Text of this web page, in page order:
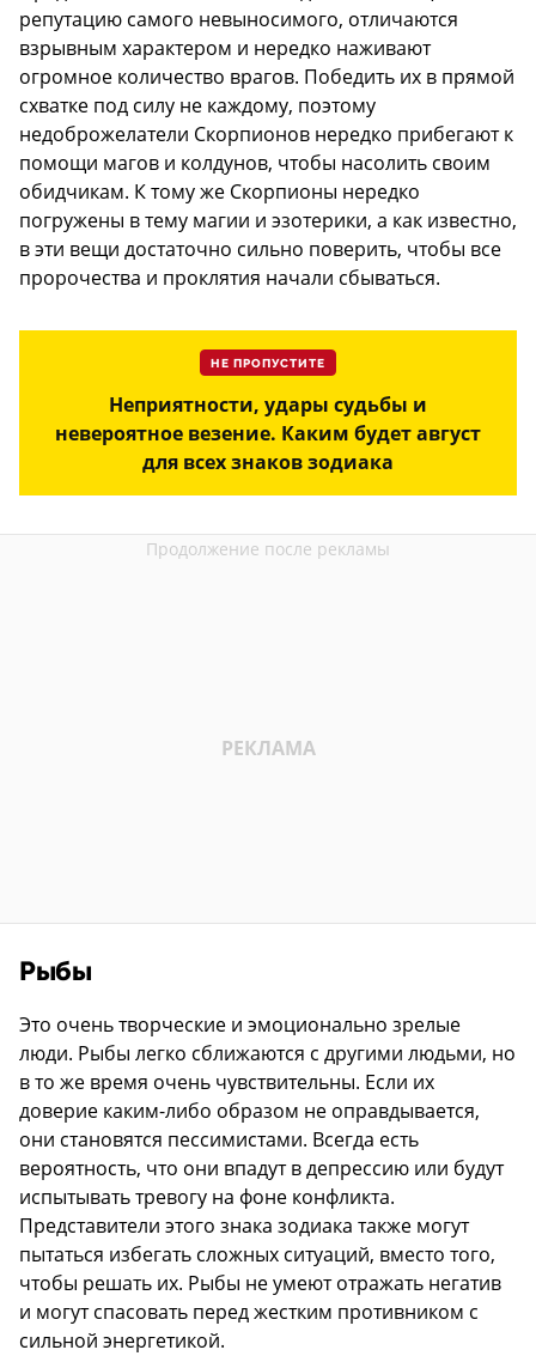
репутацию самого невыносимого, отличаются
взрывным характером и нередко наживают
огромное количество врагов. Победить их в прямой
схватке под силу не каждому, поэтому
недоброжелатели Скорпионов нередко прибегают к
помощи магов и колдунов, чтобы насолить своим
обидчикам. К тому же Скорпионы нередко
погружены в тему магии и эзотерики, а как известно,
в эти вещи достаточно сильно поверить, чтобы все
пророчества и проклятия начали сбываться.
НЕ ПРОПУСТИТЕ
Неприятности, удары судьбы и
невероятное везение. Каким будет август
для всех знаков зодиака
Рыбы
Это очень творческие и эмоционально зрелые
люди. Рыбы легко сближаются с другими людьми, но
в то же время очень чувствительны. Если их
доверие каким-либо образом не оправдывается,
они становятся пессимистами. Всегда есть
вероятность, что они впадут в депрессию или будут
испытывать тревогу на фоне конфликта.
Представители этого знака зодиака также могут
пытаться избегать сложных ситуаций, вместо того,
чтобы решать их. Рыбы не умеют отражать негатив
и могут спасовать перед жестким противником с
сильной энергетикой.